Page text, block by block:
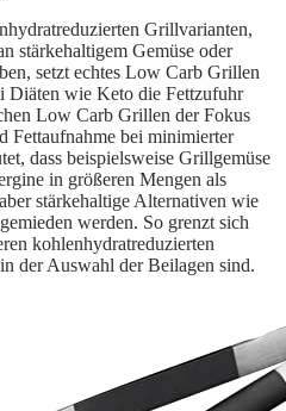
Grillvarianten,
stärkehaltigem Gemüse oder
setzt echtes Low Carb Grillen
Diäten wie Keto die Fettzufuhr
Low Carb Grillen der Fokus
Fettaufnahme bei minimierter
dass beispielsweise Grillgemüse
in größeren Mengen als
stärkehaltige Alternativen wie
werden. So grenzt sich
kohlenhydratreduzierten
der Auswahl der Beilagen sind.